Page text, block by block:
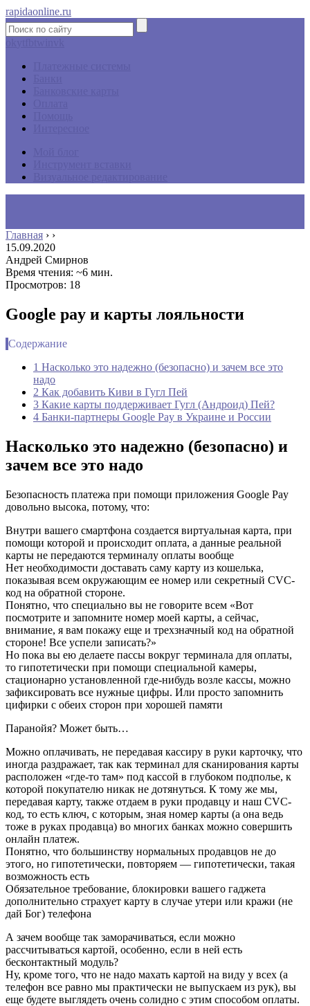
rapidaonline.ru
Главная › ›
15.09.2020
Андрей Смирнов
Время чтения: ~6 мин.
Просмотров: 18
Google pay и карты лояльности
Содержание
1 Насколько это надежно (безопасно) и зачем все это
надо
2 Как добавить Киви в Гугл Пей
3 Какие карты поддерживает Гугл (Андроид) Пей?
4 Банки-партнеры Google Pay в Украине и России
Насколько это надежно (безопасно) и
зачем все это надо
Безопасность платежа при помощи приложения Google Pay
довольно высока, потому, что:
Внутри вашего смартфона создается виртуальная карта, при
помощи которой и происходит оплата, а данные реальной
карты не передаются терминалу оплаты вообще
Нет необходимости доставать саму карту из кошелька,
показывая всем окружающим ее номер или секретный CVC-
код на обратной стороне.
Понятно, что специально вы не говорите всем «Вот
посмотрите и запомните номер моей карты, а сейчас,
внимание, я вам покажу еще и трехзначный код на обратной
стороне! Все успели записать?»
Но пока вы ею делаете пассы вокруг терминала для оплаты,
то гипотетически при помощи специальной камеры,
стационарно установленной где-нибудь возле кассы, можно
зафиксировать все нужные цифры. Или просто запомнить
цифирки с обеих сторон при хорошей памяти
Паранойя? Может быть…
Можно оплачивать, не передавая кассиру в руки карточку, что
иногда раздражает, так как терминал для сканирования карты
расположен «где-то там» под кассой в глубоком подполье, к
которой покупателю никак не дотянуться. К тому же мы,
передавая карту, также отдаем в руки продавцу и наш CVC-
код, то есть ключ, с которым, зная номер карты (а она ведь
тоже в руках продавца) во многих банках можно совершить
онлайн платеж.
Понятно, что большинству нормальных продавцов не до
этого, но гипотетически, повторяем — гипотетически, такая
возможность есть
Обязательное требование, блокировки вашего гаджета
дополнительно страхует карту в случае утери или кражи (не
дай Бог) телефона
А зачем вообще так заморачиваться, если можно
рассчитываться картой, особенно, если в ней есть
бесконтактный модуль?
Ну, кроме того, что не надо махать картой на виду у всех (а
телефон все равно мы практически не выпускаем из рук), вы
еще будете выглядеть очень солидно с этим способом оплаты.